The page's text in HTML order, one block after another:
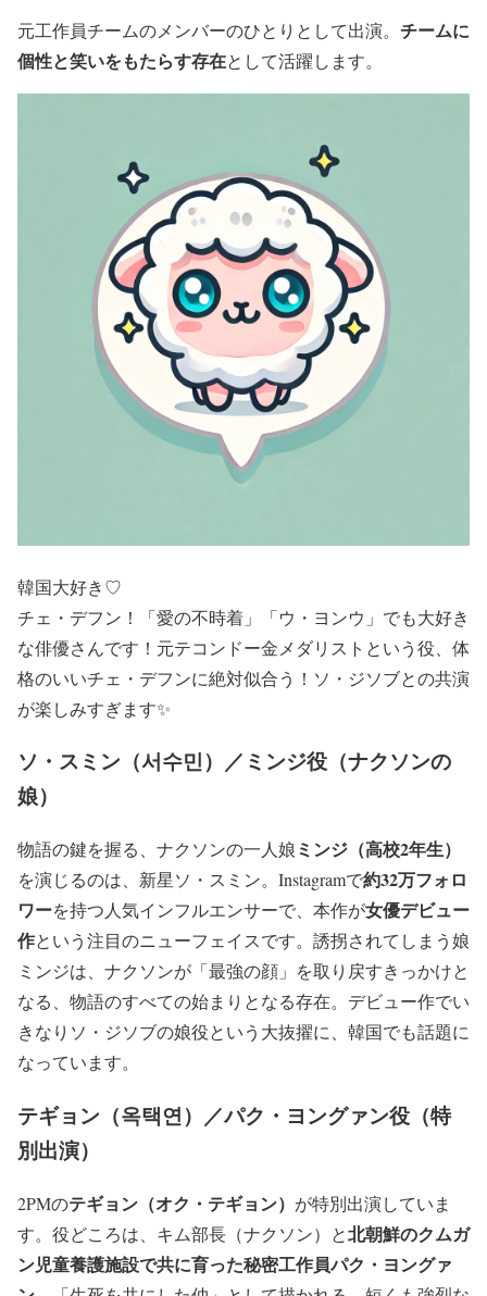
元工作員チームのメンバーのひとりとして出演。 チームに
個性と笑いをもたらす存在として活躍します。
韓国大好き♡
チェ・デフン！「愛の不時着」「ウ・ヨンウ」でも大好き
な俳優さんです！元テコンドー金メダリストという役、体
格のいいチェ・デフンに絶対似合う！ソ・ジソブとの共演
が楽しみすぎます✨
ソ・スミン（서수민）／ミンジ役（ナクソンの
娘）
物語の鍵を握る、ナクソンの一人娘ミンジ（高校2年生）
を演じるのは、新星ソ・スミン。Instagramで約32万フォロ
ワーを持つ人気インフルエンサーで、本作が女優デビュー
作という注目のニューフェイスです。誘拐されてしまう娘
ミンジは、ナクソンが「最強の顔」を取り戻すきっかけと
なる、物語のすべての始まりとなる存在。デビュー作でい
きなりソ・ジソブの娘役という大抜擢に、韓国でも話題に
なっています。
テギョン（옥택연）／パク・ヨングァン役（特
別出演）
2PMのテギョン（オク・テギョン） が特別出演していま
す。役どころは、キム部長（ナクソン）と北朝鮮のクムガ
ン児童養護施設で共に育った秘密工作員パク・ヨングァ